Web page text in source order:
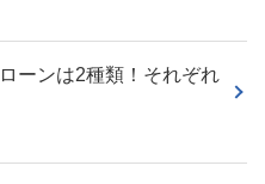
ーンは2種類！それぞれ